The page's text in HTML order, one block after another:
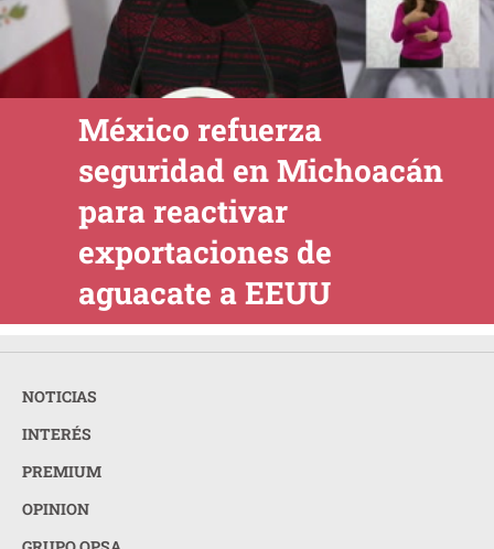
México refuerza
seguridad en Michoacán
para reactivar
exportaciones de
aguacate a EEUU
NOTICIAS
INTERÉS
PREMIUM
OPINION